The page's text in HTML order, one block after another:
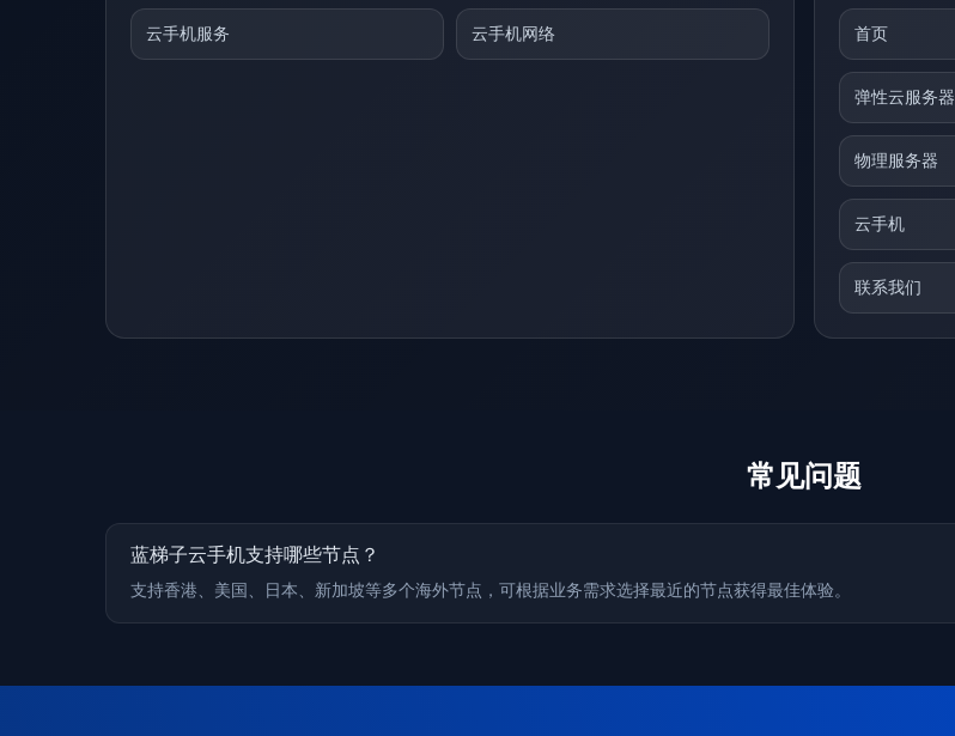
云手机服务 云手机网络 首页
弹性云服务器
物理服务器
云手机
联系我们
常见问题
蓝梯子云手机支持哪些节点？
支持香港、美国、日本、新加坡等多个海外节点，可根据业务需求选择最近的节点获得最佳体验。